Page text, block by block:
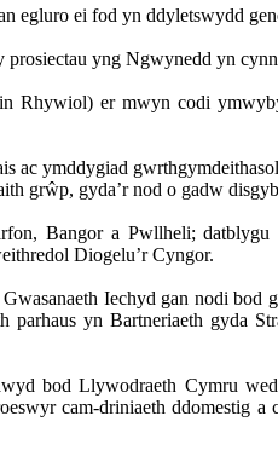
egluro ei fod yn ddyletswydd
yng Ngwynedd yn
Rhywiol) er mwyn codi
ac ymddygiad
grŵp, gyda’r nod o gadw
Bangor a Pwllheli; datblygu
Diogelu’r Cyngor.
Iechyd gan nodi bod
yn Bartneriaeth gyda
bod Llywodraeth Cymru
cam-driniaeth ddomestig a